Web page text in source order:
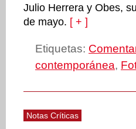
Julio Herrera y Obes,
de mayo. [ + ]
Etiquetas:
contemporánea,
Notas Críticas